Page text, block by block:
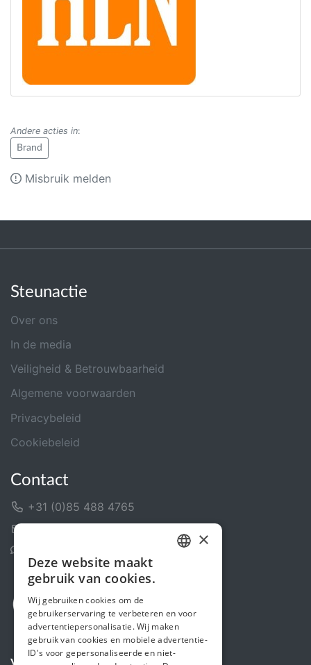
Andere acties in:
Brand
Misbruik melden
Steunactie
Over ons
In de media
Veiligheid & Betrouwbaarheid
Algemene voorwaarden
Privacybeleid
Cookiebeleid
Contact
+31 (0)85 488 4765
ENGLISH
×
Deze website maakt
gebruik van cookies.
Wij gebruiken cookies om de
gebruikerservaring te verbeteren en voor
advertentiepersonalisatie. Wij maken
gebruik van cookies en mobiele advertentie-
ID's voor gepersonaliseerde en niet-